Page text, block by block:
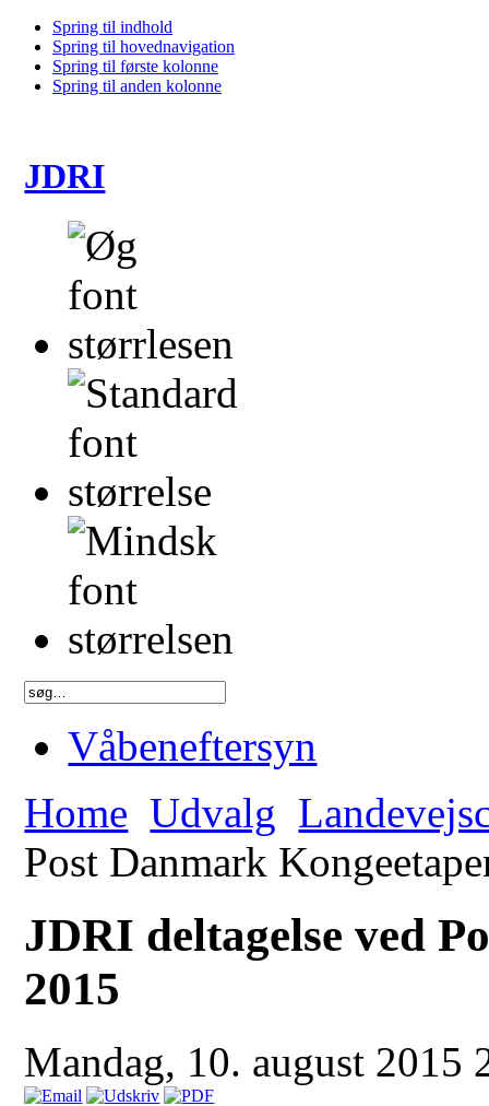
Spring til indhold
Spring til hovednavigation
Spring til første kolonne
Spring til anden kolonne
JDRI
Våbeneftersyn
Home Udvalg
Post Danmark
JDRI deltagelse ved
2015
Mandag, 10. august 2015